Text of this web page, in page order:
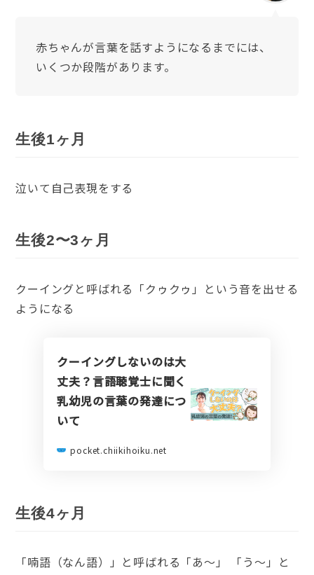
赤ちゃんが言葉を話すようになるまでには、
いくつか段階があります。
生後1ヶ月
泣いて自己表現をする
生後2〜3ヶ月
クーイングと呼ばれる「クゥクゥ」という音を出せる
ようになる
クーイングしないのは大
丈夫？言語聴覚士に聞く
乳幼児の言葉の発達につ
いて
pocket.chiikihoiku.net
生後4ヶ月
「喃語（なん語）」と呼ばれる「あ〜」 「う〜」と